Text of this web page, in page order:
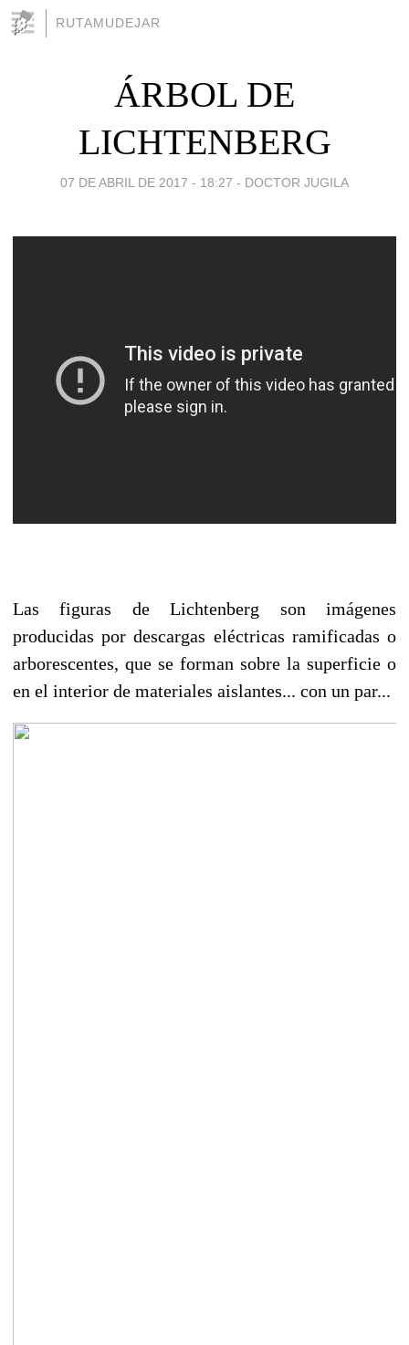
RUTAMUDEJAR
ÁRBOL DE
LICHTENBERG
07 DE ABRIL DE 2017 - 18:27 - DOCTOR JUGILA
Las figuras de Lichtenberg son imágenes
producidas por descargas eléctricas ramificadas o
arborescentes, que se forman sobre la superficie o
en el interior de materiales aislantes... con un par...